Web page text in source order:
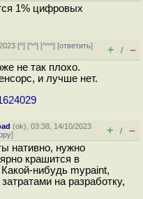
1% цифровых
[^] [^^] [^^^] [ответить]
+ / –
не так плохо.
и лучше нет.
(ok), 03:38, 14/10/2023
] + / –
нативно, нужно
крашится в
нибудь mypaint,
на разработку,